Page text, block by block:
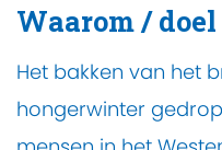
Waarom /
Het bakken van het
hongerwinter